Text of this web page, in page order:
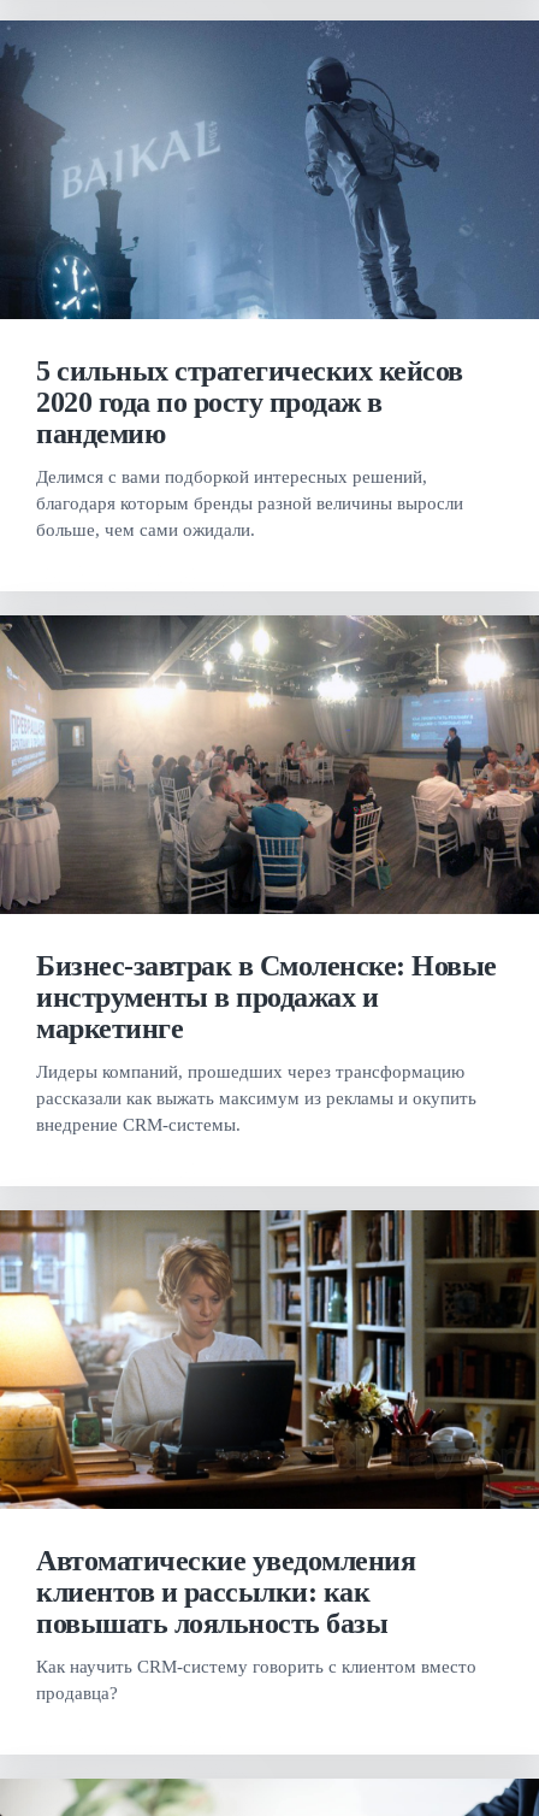
5 сильных стратегических кейсов
2020 года по росту продаж в
пандемию
Делимся с вами подборкой интересных решений,
благодаря которым бренды разной величины выросли
больше, чем сами ожидали.
Бизнес-завтрак в Смоленске: Новые
инструменты в продажах и
маркетинге
Лидеры компаний, прошедших через трансформацию
рассказали как выжать максимум из рекламы и окупить
внедрение CRM-системы.
Автоматические уведомления
клиентов и рассылки: как
повышать лояльность базы
Как научить CRM-систему говорить с клиентом вместо
продавца?